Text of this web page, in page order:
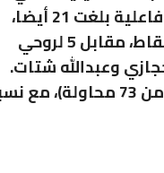
الشامي بـ17 نقطة و4 محاولات صد (بلوك) ناجحة وفاعلية بلغت 21 أيضا،
وأضاف عمر سلمان 13 نقطة، وعبدالله أبو صعب 8 نقاط، مقابل 5 لروحي
وبلغ معدل التسجيل للمنتخب الوطني 38.36 % (28 من 73